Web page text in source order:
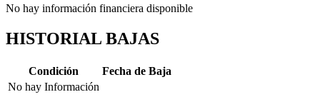
No hay información financiera disponible
HISTORIAL BAJAS
Condición
Fecha de Baja
No hay Información